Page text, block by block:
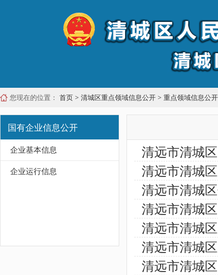
您现在的位置： 首页 > 清城区重点领域信息公开 > 重点领域信息公开
国有企业信息公开
企业基本信息
企业运行信息
清远市清城
清远市清城
清远市清城
清远市清城
清远市清城
清远市清城
清远市清城